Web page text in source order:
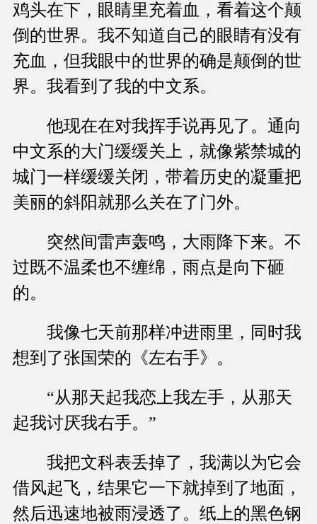
鸡头在下，眼睛里充着血，看着这个颠
倒的世界。我不知道自己的眼睛有没有
充血，但我眼中的世界的确是颠倒的世
界。我看到了我的中文系。
他现在在对我挥手说再见了。通向
中文系的大门缓缓关上，就像紫禁城的
城门一样缓缓关闭，带着历史的凝重把
美丽的斜阳就那么关在了门外。
突然间雷声轰鸣，大雨降下来。不
过既不温柔也不缠绵，雨点是向下砸
的。
我像七天前那样冲进雨里，同时我
想到了张国荣的《左右手》。
“从那天起我恋上我左手，从那天
起我讨厌我右手。”
我把文科表丢掉了，我满以为它会
借风起飞，结果它一下就掉到了地面，
然后迅速地被雨浸透了。纸上的黑色钢